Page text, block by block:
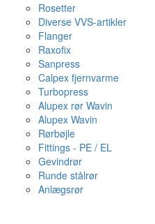
Rosetter
Diverse VVS-artikler
Flanger
Raxofix
Sanpress
Calpex fjernvarme
Turbopress
Alupex rør Wavin
Alupex Wavin
Rørbøjle
Fittings - PE / EL
Gevindrør
Runde stålrør
Anlægsrør